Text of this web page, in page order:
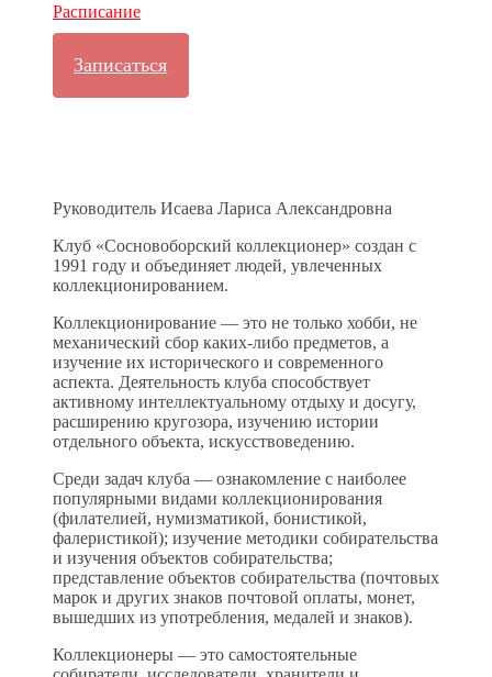
Расписание
Записаться
Руководитель Исаева Лариса Александровна
Клуб «Сосновоборский коллекционер» создан с
1991 году и объединяет людей, увлеченных
коллекционированием.
Коллекционирование — это не только хобби, не
механический сбор каких-либо предметов, а
изучение их исторического и современного
аспекта. Деятельность клуба способствует
активному интеллектуальному отдыху и досугу,
расширению кругозора, изучению истории
отдельного объекта, искусствоведению.
Среди задач клуба — ознакомление с наиболее
популярными видами коллекционирования
(филателией, нумизматикой, бонистикой,
фалеристикой); изучение методики собирательства
и изучения объектов собирательства;
представление объектов собирательства (почтовых
марок и других знаков почтовой оплаты, монет,
вышедших из употребления, медалей и знаков).
Коллекционеры — это самостоятельные